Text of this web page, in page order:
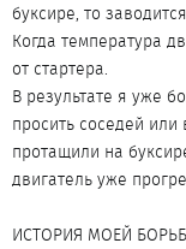
буксире, то
Когда температура
от стартера.
В результате я уже
просить соседей
протащили на
двигатель уже
ИСТОРИЯ МОЕЙ